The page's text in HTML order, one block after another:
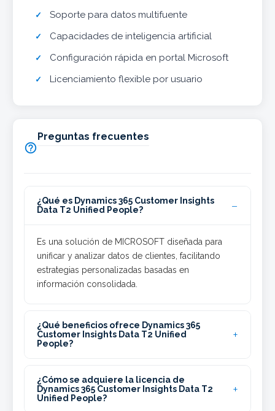
Soporte para datos multifuente
Capacidades de inteligencia artificial
Configuración rápida en portal Microsoft
Licenciamiento flexible por usuario

Preguntas frecuentes
¿Qué es Dynamics 365 Customer Insights
Data T2 Unified People?
Es una solución de MICROSOFT diseñada para
unificar y analizar datos de clientes, facilitando
estrategias personalizadas basadas en
información consolidada.
¿Qué beneficios ofrece Dynamics 365
Customer Insights Data T2 Unified
People?
¿Cómo se adquiere la licencia de
Dynamics 365 Customer Insights Data T2
Unified People?